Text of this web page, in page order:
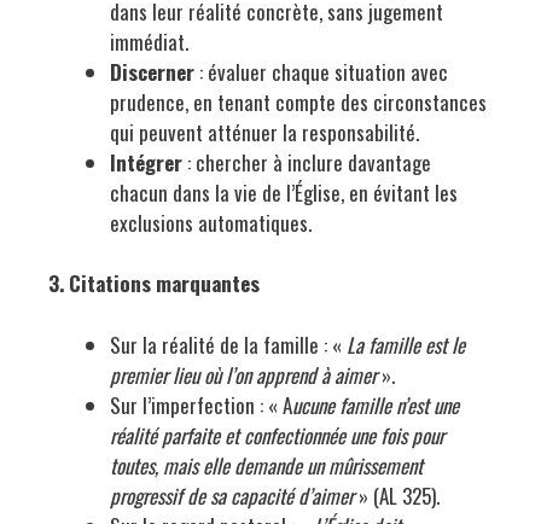
dans leur réalité concrète, sans jugement
immédiat.
Discerner : évaluer chaque situation avec
prudence, en tenant compte des circonstances
qui peuvent atténuer la responsabilité.
Intégrer : chercher à inclure davantage
chacun dans la vie de l’Église, en évitant les
exclusions automatiques.
3. Citations marquantes
Sur la réalité de la famille : « La famille est le
premier lieu où l’on apprend à aimer».
Sur l’imperfection : « Aucune famille n’est une
réalité parfaite et confectionnée une fois pour
toutes, mais elle demande un mûrissement
progressif de sa capacité d’aimer» (AL 325).